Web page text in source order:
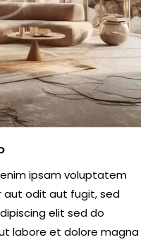
ipsam voluptatem
aut odit aut fugit, sed
elit sed do
labore et dolore magna